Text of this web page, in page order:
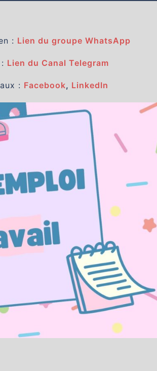
: Lien du groupe WhatsApp
Lien du Canal Telegram
: Facebook, LinkedIn